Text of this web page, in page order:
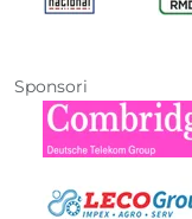
Sponsori